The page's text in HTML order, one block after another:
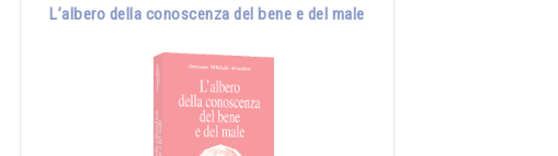
L’albero della conoscenza del bene e del male